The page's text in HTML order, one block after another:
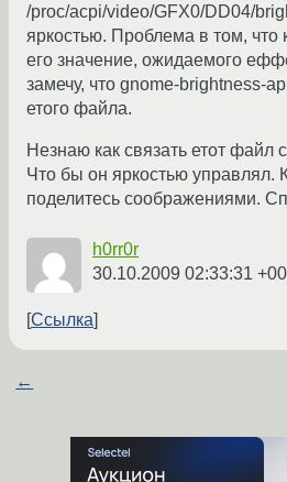
/proc/acpi/video/GFX0/DD04/
яркостью. Проблема в том, что
его значение, ожидаемого
замечу, что gnome-brightness-
етого файла.
Незнаю как связать етот файл
Что бы он яркостью управлял.
поделитесь соображениями.
h0rr0r
30.10.2009 02:33:31
Ссылка
←